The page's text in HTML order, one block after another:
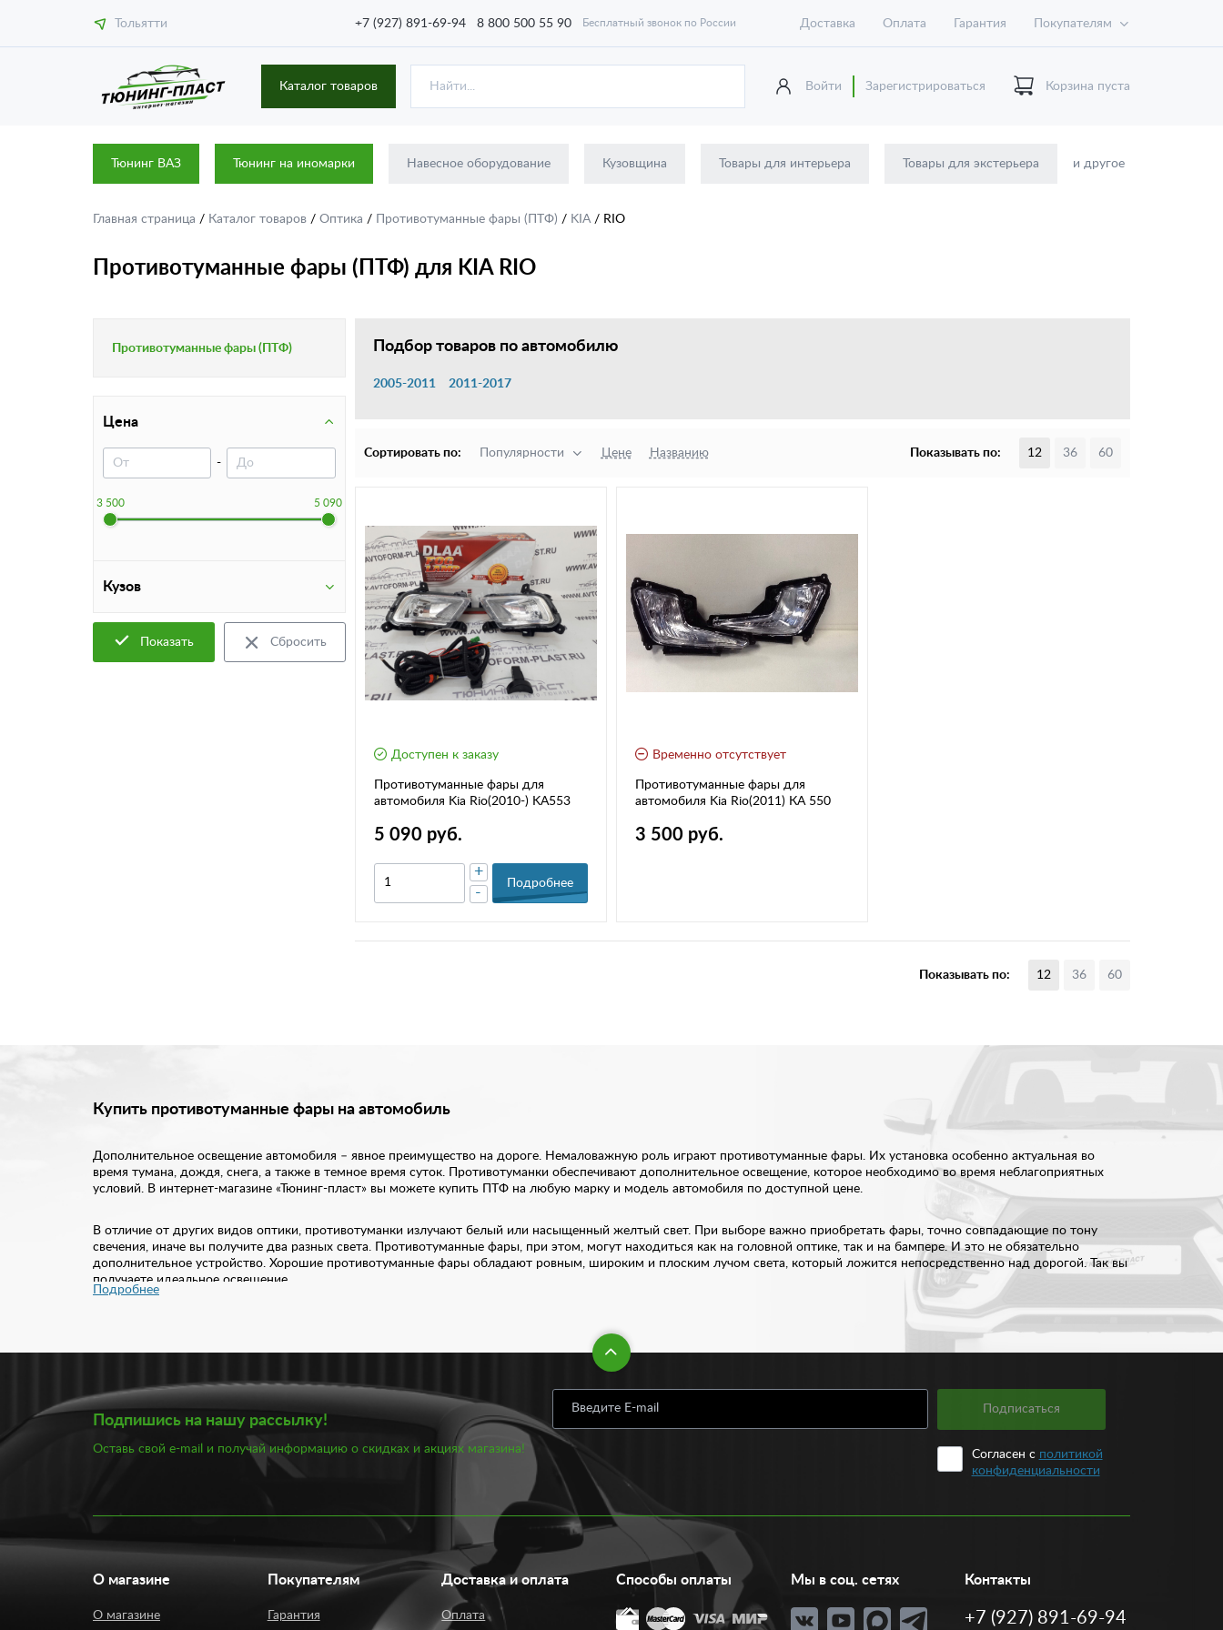
Тольятти +7 (927) 891-69-94 8 800 500 55 90 Бесплатный звонок по России Доставка Оплата Гарантия Покупателям
Каталог товаров Войти Зарегистрироваться Корзина пуста
Тюнинг ВАЗ Тюнинг на иномарки Навесное оборудование Кузовщина Товары для интерьера Товары для экстерьера и другое
Главная страница / Каталог товаров / Оптика / Противотуманные фары (ПТФ) / KIA / RIO
Противотуманные фары (ПТФ) для KIA RIO
Противотуманные фары (ПТФ)
Цена
-
3 500 5 090
Кузов
Показать Сбросить
Подбор товаров по автомобилю
2005-2011 2011-2017
Сортировать по: Популярности Цене Названию Показывать по: 12 36 60
Доступен к заказу
Противотуманные фары для
автомобиля Kia Rio(2010-) KA553
5 090 руб.
-
+
Подробнее
Временно отсутствует
Противотуманные фары для
автомобиля Kia Rio(2011) КА 550
3 500 руб.
Показывать по: 12 36 60
Купить противотуманные фары на автомобиль
Дополнительное освещение автомобиля – явное преимущество на дороге. Немаловажную роль играют противотуманные фары. Их установка особенно актуальная во
время тумана, дождя, снега, а также в темное время суток. Противотуманки обеспечивают дополнительное освещение, которое необходимо во время неблагоприятных
условий. В интернет-магазине «Тюнинг-пласт» вы можете купить ПТФ на любую марку и модель автомобиля по доступной цене.
В отличие от других видов оптики, противотуманки излучают белый или насыщенный желтый свет. При выборе важно приобретать фары, точно совпадающие по тону
свечения, иначе вы получите два разных света. Противотуманные фары, при этом, могут находиться как на головной оптике, так и на бампере. И это не обязательно
дополнительное устройство. Хорошие противотуманные фары обладают ровным, широким и плоским лучом света, который ложится непосредственно над дорогой. Так вы
получаете идеальное освещение.
Купить ПТФ вы можете в интернет-магазине «Тюнинг-пласт» по доступной цене. В нашем ассортименте предложен широкий выбор оптики на любой вкус. Благодаря
противотуманкам происходит хорошая подсветка обочины дороги. Это в свою очередь облегчает управление автомобилем на извилистой дороге. При этом, во время
сложных метеоусловий, противотуманные фары выделяют автомобиль среди других участников.
Стоимость противотуманок в нашем каталоге варьируется от 650 рублей. Дополнительно приобрести у нас вы можете комплект для подключения от 350 рублей. Если вы
сомневаетесь в выборе птф, наши специалисты помогут вам подобрать оптимальный вариант.
Подробнее
Подпишись на нашу рассылку!
Оставь свой e-mail и получай информацию о скидках и акциях магазина!
Подписаться
Согласен с политикой
конфиденциальности
О магазине
О магазине
Покупателям
Гарантия
Доставка и оплата
Оплата
Способы оплаты Мы в соц. сетях Контакты
+7 (927) 891-69-94